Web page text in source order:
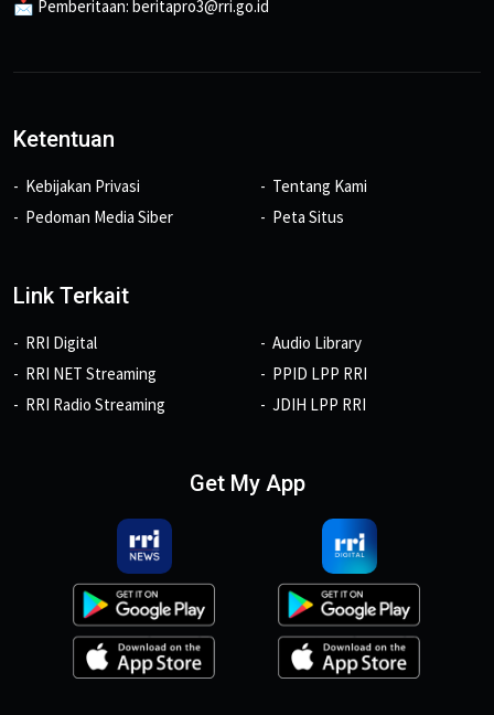
📩 Pemberitaan: beritapro3@rri.go.id
Ketentuan
Kebijakan Privasi
Pedoman Media Siber
Tentang Kami
Peta Situs
Link Terkait
RRI Digital
RRI NET Streaming
RRI Radio Streaming
Audio Library
PPID LPP RRI
JDIH LPP RRI
Get My App